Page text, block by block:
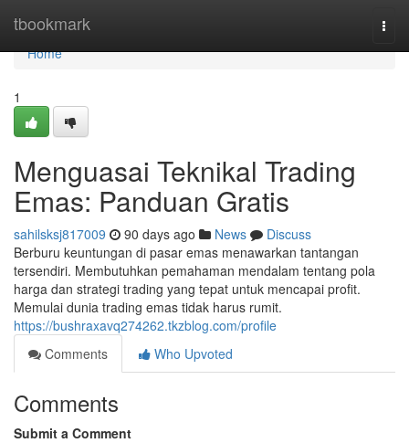
tbookmark
Home
Home
1
Menguasai Teknikal Trading
Emas: Panduan Gratis
sahilsksj817009 90 days ago News
Discuss
Berburu keuntungan di pasar emas menawarkan tantangan
tersendiri. Membutuhkan pemahaman mendalam tentang pola
harga dan strategi trading yang tepat untuk mencapai profit.
Memulai dunia trading emas tidak harus rumit.
https://bushraxavq274262.tkzblog.com/profile
Comments
Who Upvoted
Comments
Submit a Comment